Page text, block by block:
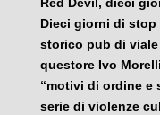
Dieci giorni di stop
storico pub di viale
questore Ivo
“motivi di ordine e
serie di violenze